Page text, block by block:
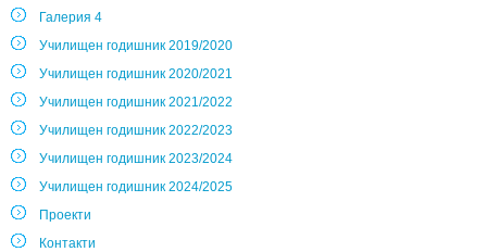
Галерия 4
Училищен годишник 2019/2020
Училищен годишник 2020/2021
Училищен годишник 2021/2022
Училищен годишник 2022/2023
Училищен годишник 2023/2024
Училищен годишник 2024/2025
Проекти
Контакти